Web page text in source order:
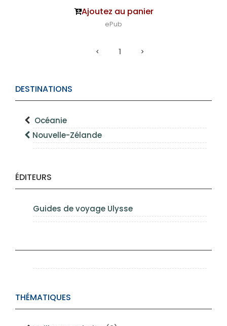
DESTINATIONS
Océanie
Nouvelle-Zélande
ÉDITEURS
Guides de voyage Ulysse
THÉMATIQUES
Ajoutez au panier
ePub
1